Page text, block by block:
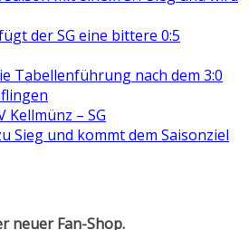
der SG eine bittere 0:5
Tabellenführung nach dem 3:0
Kellmünz – SG
Sieg und kommt dem Saisonziel
neuer Fan-Shop.